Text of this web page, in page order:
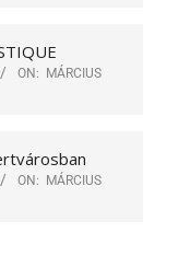
ON:
MÁRCIUS
ON:
MÁRCIUS